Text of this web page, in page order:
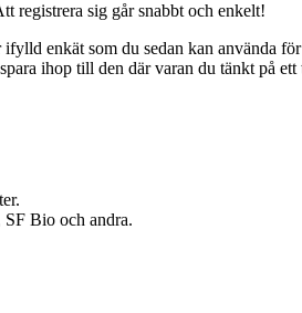
registrera sig går snabbt och enkelt!
enkät som du sedan kan använda
ihop till den där varan du tänkt på ett
SF Bio och andra.